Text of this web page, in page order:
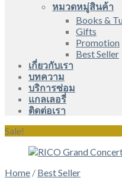
หมวดหมู่สินค้า
Books &
Gifts
Promotion
Best Seller
เกี่ยวกับเรา
บทความ
บริการซ่อม
แกลเลอรี่
ติดต่อเรา
Sale!
Home / Best Seller